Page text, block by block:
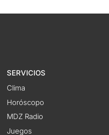
SERVICIOS
Clima
Horóscopo
MDZ Radio
Juegos